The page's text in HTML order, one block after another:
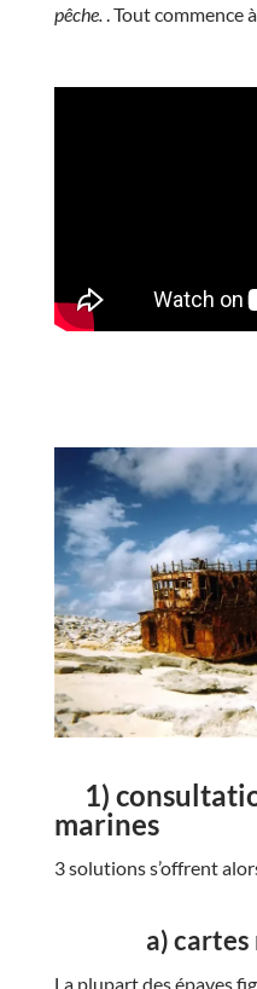
pêche.. Tout commence
1)
marines
3 solutions s’offrent
a) cartes
La plupart des épaves